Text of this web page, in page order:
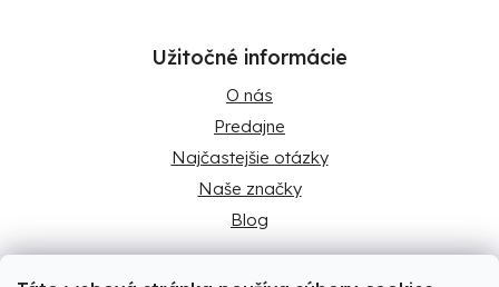
Užitočné informácie
O nás
Predajne
Najčastejšie otázky
Naše značky
Blog